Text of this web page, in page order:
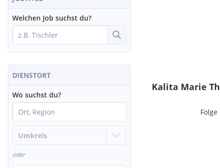
Welchen Job suchst du?
DIENSTORT
Wo suchst du?
oder
Kalita Marie